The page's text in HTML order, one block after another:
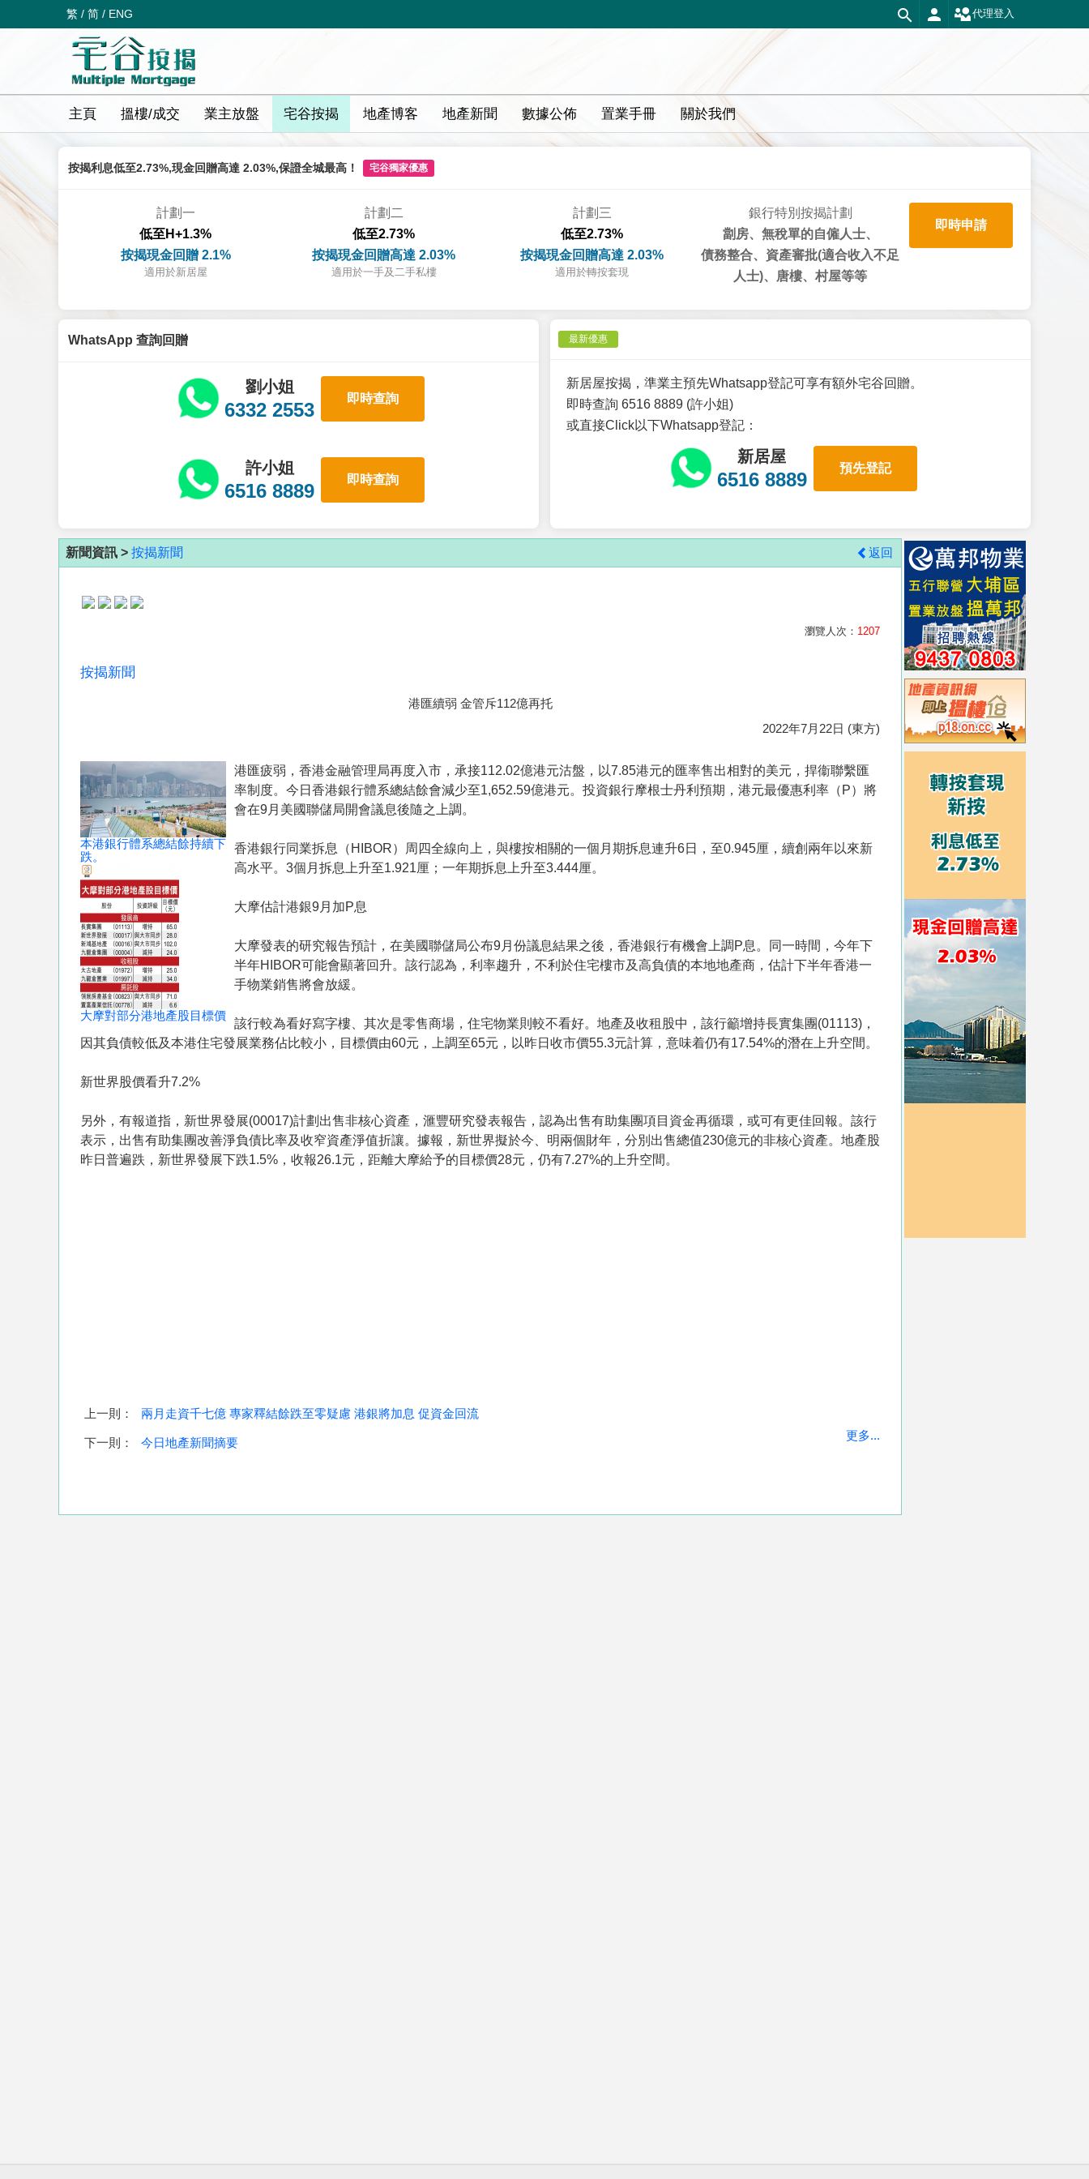
繁 / 简 / ENG 代理登入
主頁 搵樓/成交 業主放盤 宅谷按揭 地產博客 地產新聞 數據公佈 置業手冊 關於我們
按揭利息低至2.73%,現金回贈高達 2.03%,保證全城最高！ 宅谷獨家優惠
計劃一
低至H+1.3%
按揭現金回贈 2.1%
適用於新居屋
計劃二
低至2.73%
按揭現金回贈高達 2.03%
適用於一手及二手私樓
計劃三
低至2.73%
按揭現金回贈高達 2.03%
適用於轉按套現
銀行特別按揭計劃
劏房、無稅單的自僱人士、
債務整合、資產審批(適合收入不足
人士)、唐樓、村屋等等
即時申請
WhatsApp 查詢回贈
劉小姐
6332 2553
即時查詢
許小姐
6516 8889
即時查詢
最新優惠
新居屋按揭，準業主預先Whatsapp登記可享有額外宅谷回贈。
即時查詢 6516 8889 (許小姐)
或直接Click以下Whatsapp登記：
新居屋
6516 8889
預先登記
新聞資訊 > 按揭新聞 返回
瀏覽人次： 1207
按揭新聞
港匯續弱 金管斥112億再托
2022年7月22日 (東方)
本港銀行體系總結餘持續下
跌。
大摩對部分港地產股目標價
港匯疲弱，香港金融管理局再度入市，承接112.02億港元沽盤，以7.85港元的匯率售出相對的美元，捍衞聯繫匯
率制度。今日香港銀行體系總結餘會減少至1,652.59億港元。投資銀行摩根士丹利預期，港元最優惠利率（P）將
會在9月美國聯儲局開會議息後隨之上調。
香港銀行同業拆息（HIBOR）周四全線向上，與樓按相關的一個月期拆息連升6日，至0.945厘，續創兩年以來新
高水平。3個月拆息上升至1.921厘；一年期拆息上升至3.444厘。
大摩估計港銀9月加P息
大摩發表的研究報告預計，在美國聯儲局公布9月份議息結果之後，香港銀行有機會上調P息。同一時間，今年下
半年HIBOR可能會顯著回升。該行認為，利率趨升，不利於住宅樓市及高負債的本地地產商，估計下半年香港一
手物業銷售將會放緩。
該行較為看好寫字樓、其次是零售商場，住宅物業則較不看好。地產及收租股中，該行籲增持長實集團(01113)，
因其負債較低及本港住宅發展業務佔比較小，目標價由60元，上調至65元，以昨日收市價55.3元計算，意味着仍有17.54%的潛在上升空間。
新世界股價看升7.2%
另外，有報道指，新世界發展(00017)計劃出售非核心資產，滙豐研究發表報告，認為出售有助集團項目資金再循環，或可有更佳回報。該行
表示，出售有助集團改善淨負債比率及收窄資產淨值折讓。據報，新世界擬於今、明兩個財年，分別出售總值230億元的非核心資產。地產股
昨日普遍跌，新世界發展下跌1.5%，收報26.1元，距離大摩給予的目標價28元，仍有7.27%的上升空間。
上一則： 兩月走資千七億 專家釋結餘跌至零疑慮 港銀將加息 促資金回流
下一則： 今日地產新聞摘要
更多...